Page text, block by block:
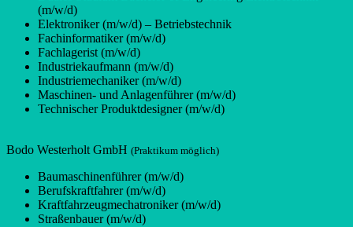
(m/w/d)
Elektroniker (m/w/d) – Betriebstechnik
Fachinformatiker (m/w/d)
Fachlagerist (m/w/d)
Industriekaufmann (m/w/d)
Industriemechaniker (m/w/d)
Maschinen- und Anlagenführer (m/w/d)
Technischer Produktdesigner (m/w/d)
Bodo Westerholt GmbH (Praktikum möglich)
Baumaschinenführer (m/w/d)
Berufskraftfahrer (m/w/d)
Kraftfahrzeugmechatroniker (m/w/d)
Straßenbauer (m/w/d)